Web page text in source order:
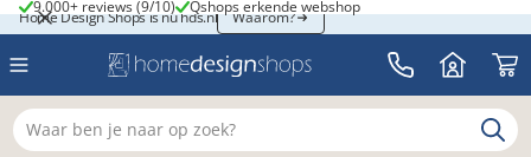
Home Design Shops is nu hds.nl
Home Design Shops is nu hds.nl Waarom?
9.000+ reviews (9/10)
9.000+ reviews (9/10) Qshops erkende webshop
Qshops erkende webshop
Waar ben je naar op zoek?